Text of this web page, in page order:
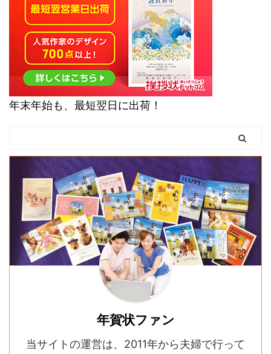
年末年始も、最短翌日に出荷！
年賀状ファン
当サイトの運営は、2011年から夫婦で行って